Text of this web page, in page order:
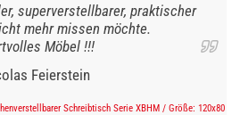
superverstellbarer, praktischer
mehr missen möchte.
Möbel !!!
Feierstein
Schreibtisch Serie XBHM / Größe: 120x80